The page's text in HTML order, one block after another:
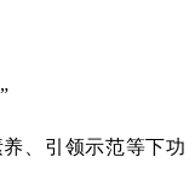
、引领示范等下功